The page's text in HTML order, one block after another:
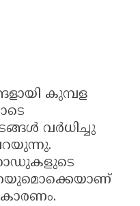
കുമ്പള
വർധിച്ചു
റോഡുകളുടെ